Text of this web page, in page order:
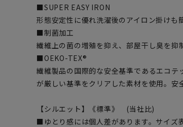
■SUPER EASY IRON
形態安定性に優れ洗濯後のアイロン掛けも
■制菌加工
繊維上の菌の増殖を抑え、部屋干し臭を抑
■OEKO-TEX®
繊維製品の国際的な安全基準であるエコ
が厳しい基準をクリアした素材を使用。
【シルエット】《標準》 (当社比)
■ゆとり感には個人差があります。サイズ